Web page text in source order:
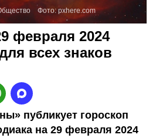
Фото:pxhere.com
февраля 2024
всех знаков
публикует гороскоп
на 29 февраля 2024